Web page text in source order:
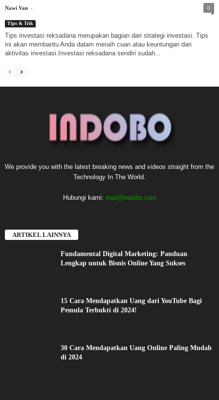
Nawi Van - 0
Tips & Trik
Tips investasi reksadana merupakan bagian dari strategi investasi. Tips
ini akan membantu Anda dalam meraih cuan atau keuntungan dari
aktivitas investasi.Investasi reksadana sendiri sudah...
We provide you with the latest breaking news and videos straight from the
Technology In The World.
Hubungi kami: mail@indobo.com
ARTIKEL LAINNYA
Fundamental Digital Marketing: Panduan
Lengkap untuk Bisnis Online Yang Sukses
15 Cara Mendapatkan Uang dari YouTube Bagi
Pemula Terbukti di 2024!
30 Cara Mendapatkan Uang Online Paling Mudah
di 2024